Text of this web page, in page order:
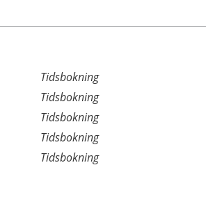
Tidsbokning
Tidsbokning
Tidsbokning
Tidsbokning
Tidsbokning